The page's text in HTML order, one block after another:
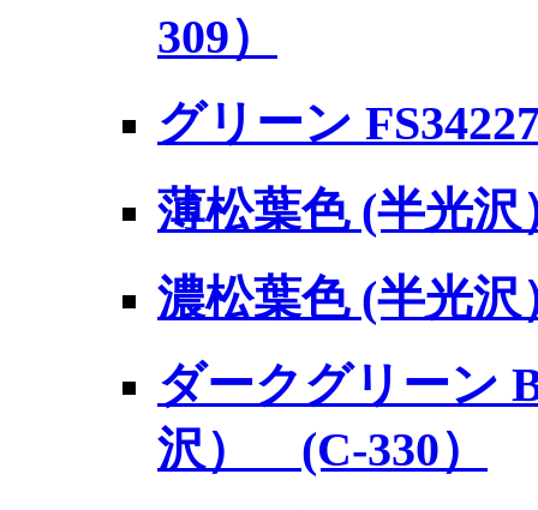
309）
グリーン
薄松葉色 (半光沢
濃松葉色 (半光
ダークグリーン
沢） (C-330）